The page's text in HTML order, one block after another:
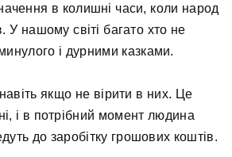
в колишні часи, коли народ
У нашому світі багато хто не
і дурними казками.
якщо не вірити в них. Це
і в потрібний момент людина
до заробітку грошових коштів.